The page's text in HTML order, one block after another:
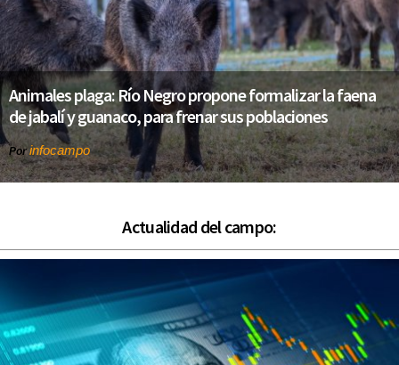
Animales plaga: Río Negro propone formalizar la faena
de jabalí y guanaco, para frenar sus poblaciones
Porinfocampo
Actualidad del campo: